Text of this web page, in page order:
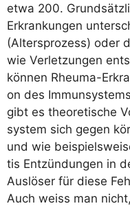
etwa 200.
Erkran­kun­gen
(Alters­pro­zess) oder
wie Ver­let­zun­gen
kön­nen Rheu­ma-
on des
gibt es theo­re­ti­sche
sys­tem sich gegen
und wie
tis Ent­zün­dun­gen in
Aus­lö­ser für die­se
Auch weiss man